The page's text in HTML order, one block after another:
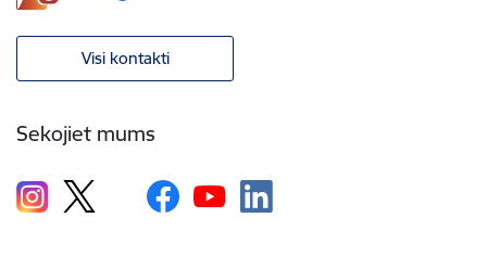
Visi kontakti
Sekojiet mums